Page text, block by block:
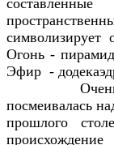
Огонь -
Эфир -
Очень
посмеивалась
прошлого